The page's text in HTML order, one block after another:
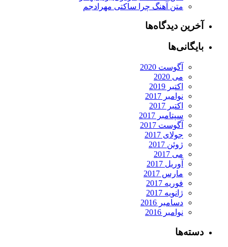
متن آهنگ چرا ساکتی مهرادجم
آخرین دیدگاه‌ها
بایگانی‌ها
آگوست 2020
می 2020
اکتبر 2019
نوامبر 2017
اکتبر 2017
سپتامبر 2017
آگوست 2017
جولای 2017
ژوئن 2017
می 2017
آوریل 2017
مارس 2017
فوریه 2017
ژانویه 2017
دسامبر 2016
نوامبر 2016
دسته‌ها